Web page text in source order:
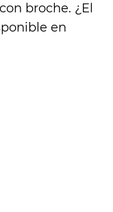
broche. ¿El
en